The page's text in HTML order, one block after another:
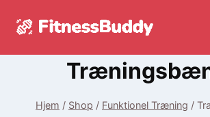
Hjem / Shop / Funktionel Træning /